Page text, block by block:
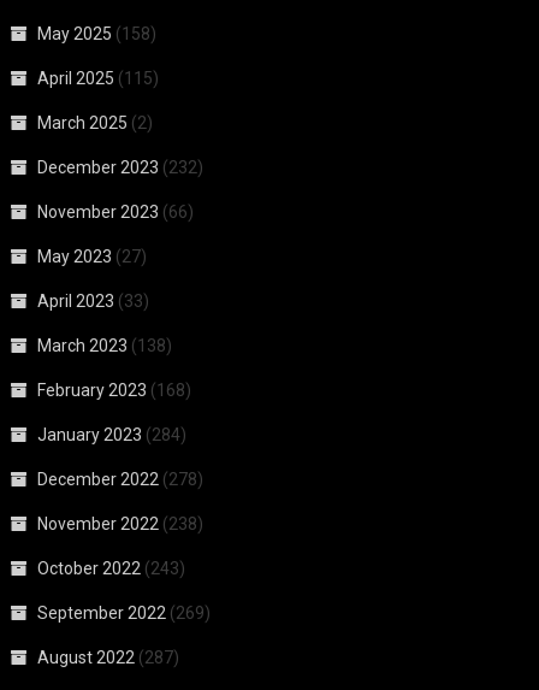
May 2025 (158)
April 2025 (115)
March 2025 (2)
December 2023 (232)
November 2023 (66)
May 2023 (27)
April 2023 (33)
March 2023 (138)
February 2023 (168)
January 2023 (284)
December 2022 (278)
November 2022 (238)
October 2022 (243)
September 2022 (269)
August 2022 (287)